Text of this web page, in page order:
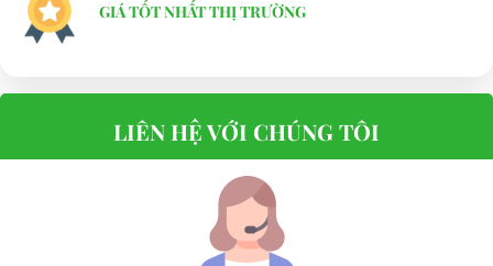
GIÁ TỐT NHẤT THỊ TRƯỜNG
LIÊN HỆ VỚI CHÚNG TÔI